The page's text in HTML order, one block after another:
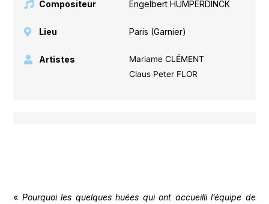
Compositeur Engelbert HUMPERDINCK
Lieu Paris (Garnier)
Artistes
Mariame CLÉMENT
Claus Peter FLOR
« Pourquoi les quelques huées qui ont accueilli l’équipe de